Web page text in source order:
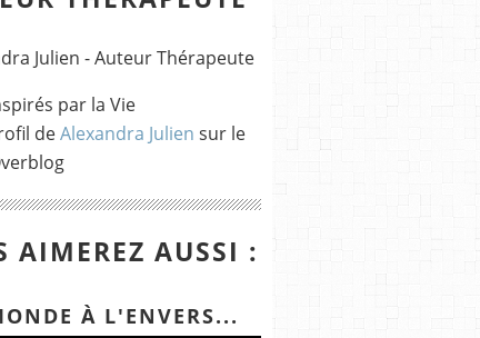
par la Vie
deAlexandra Julien sur le
AIMEREZ AUSSI :
À L'ENVERS...